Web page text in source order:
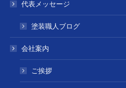
代表メッセージ
塗装職人ブログ
会社案内
ご挨拶